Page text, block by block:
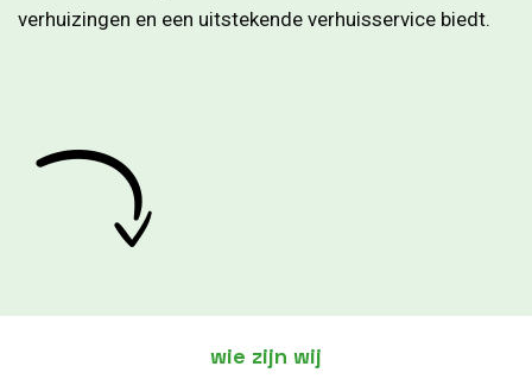
verhuizingen en een uitstekende verhuisservice biedt.
wie zijn wij